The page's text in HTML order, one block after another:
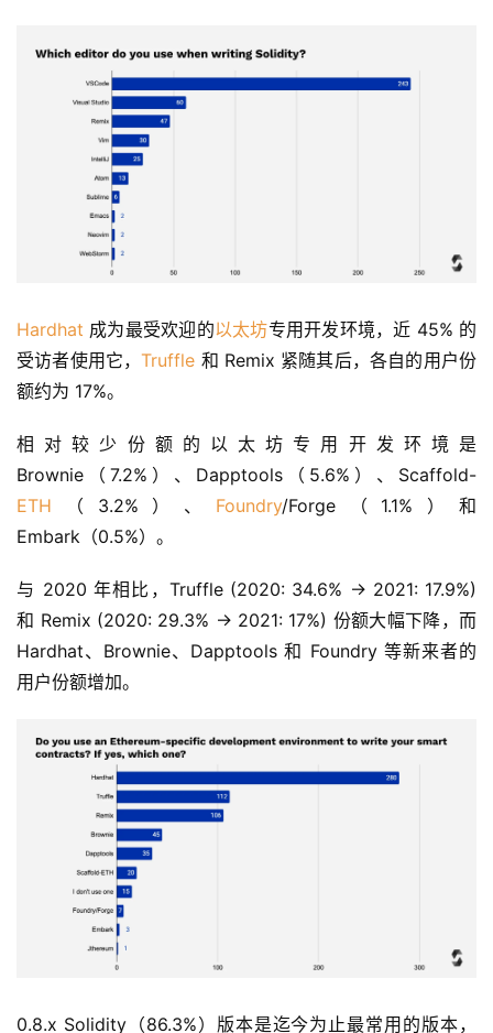
Hardhat 成为最受欢迎的以太坊专用开发环境，近 45% 的
受访者使用它，Truffle 和 Remix 紧随其后，各自的用户份
额约为 17%。
相对较少份额的以太坊专用开发环境是
Brownie（7.2%）、Dapptools（5.6%）、Scaffold-
ETH （3.2%）、 Foundry/Forge（1.1%）和
Embark（0.5%）。
与 2020 年相比，Truffle (2020: 34.6% -> 2021: 17.9%)
和 Remix (2020: 29.3% -> 2021: 17%) 份额大幅下降，而
Hardhat、Brownie、Dapptools 和 Foundry 等新来者的
用户份额增加。
0.8.x Solidity（86.3%）版本是迄今为止最常用的版本，